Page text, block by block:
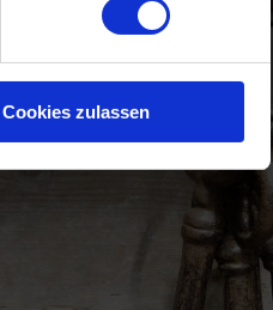
Cookies zulassen